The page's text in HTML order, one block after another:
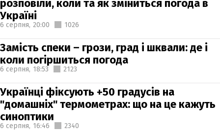
розповіли, коли та як зміниться погода в
Україні
6 серпня, 20:00 1026
Замість спеки – грози, град і шквали: де і
коли погіршиться погода
6 серпня, 18:53 2123
Українці фіксують +50 градусів на
"домашніх" термометрах: що на це кажуть
синоптики
6 серпня, 16:46 2340